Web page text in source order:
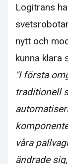
Logitrans
nytt och
kunna klara
"I första
traditionell
våra
ändrade